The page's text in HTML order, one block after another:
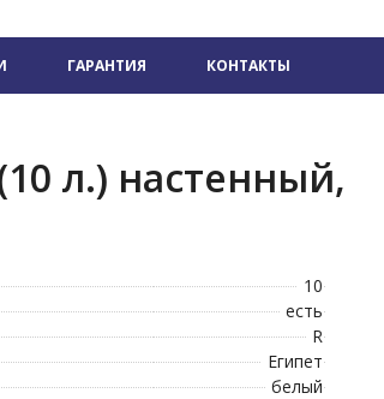
ГАРАНТИЯ КОНТАКТЫ
л.) настенный,
10
есть
R
Египет
белый